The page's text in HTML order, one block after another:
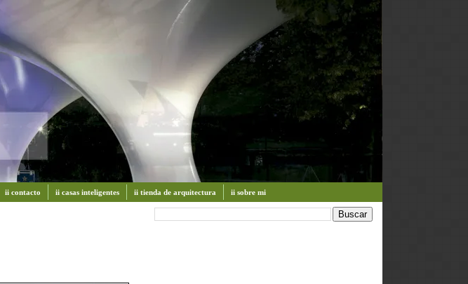
ii contacto ii casas inteligentes ii tienda de arquitectura ii sobre mi